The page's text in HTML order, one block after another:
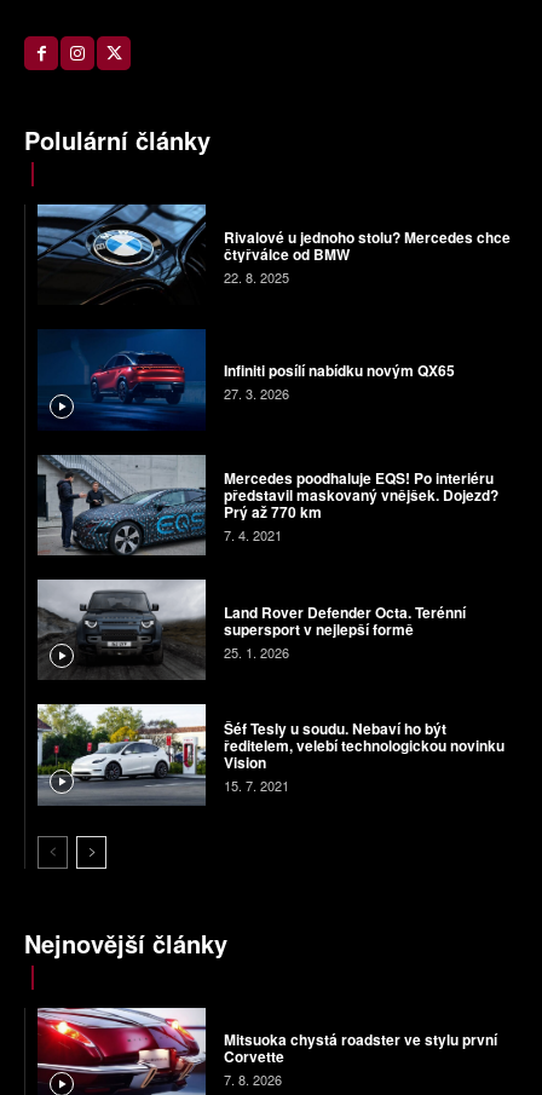
Polulární články
Rivalové u jednoho stolu? Mercedes chce
čtyřválce od BMW
22. 8. 2025
Infiniti posílí nabídku novým QX65
27. 3. 2026
Mercedes poodhaluje EQS! Po interiéru
představil maskovaný vnějšek. Dojezd?
Prý až 770 km
7. 4. 2021
Land Rover Defender Octa. Terénní
supersport v nejlepší formě
25. 1. 2026
Šéf Tesly u soudu. Nebaví ho být
ředitelem, velebí technologickou novinku
Vision
15. 7. 2021
Nejnovější články
Mitsuoka chystá roadster ve stylu první
Corvette
7. 8. 2026